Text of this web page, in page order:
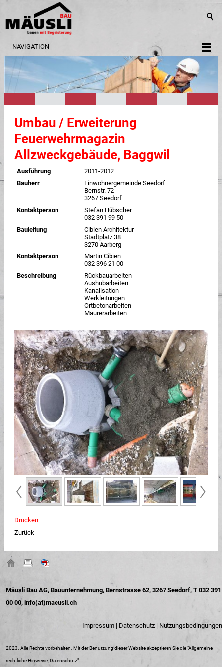
NAVIGATION
Umbau / Erweiterung
Feuerwehrmagazin
Allzweckgebäude, Baggwil
Ausführung
2011-2012
Bauherr
Einwohnergemeinde Seedorf
Bernstr. 72
3267 Seedorf
Kontaktperson
Stefan Hübscher
032 391 99 50
Bauleitung
Cibien Architektur
Stadtplatz 38
3270 Aarberg
Kontaktperson
Martin Cibien
032 396 21 00
Beschreibung
Rückbauarbeiten
Aushubarbeiten
Kanalisation
Werkleitungen
Ortbetonarbeiten
Maurerarbeiten
Drucken
Zurück
Mäusli Bau AG, Bauunternehmung, Bernstrasse 62, 3267 Seedorf, T 032 391
00 00, info(at)maeusli.ch
Impressum | Datenschutz | Nutzungsbedingungen
2023. Alle Rechte vorbehalten. Mit der Benutzung dieser Website akzeptieren Sie die "Allgemeine
rechtliche Hinweise, Datenschutz".